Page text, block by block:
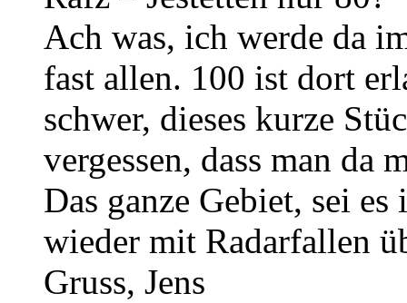
Ach was, ich werde da
fast allen. 100 ist dort
schwer, dieses kurze
vergessen, dass man da
Das ganze Gebiet, sei
wieder mit Radarfallen
Gruss, Jens